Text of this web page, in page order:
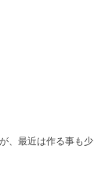
、最近は作る事も少